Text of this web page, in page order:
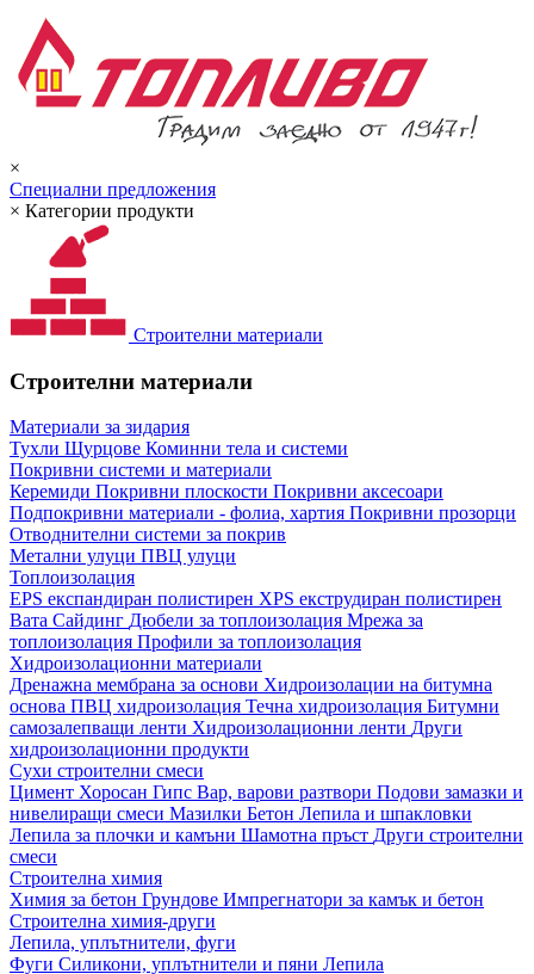
×
Специални предложения
× Категории продукти
Строителни материали
Строителни материали
Материали за зидария
Тухли Щурцове Коминни тела и системи
Покривни системи и материали
Керемиди Покривни плоскости Покривни аксесоари
Подпокривни материали - фолиа, хартия Покривни прозорци
Отводнителни системи за покрив
Метални улуци ПВЦ улуци
Топлоизолация
EPS експандиран полистирен XPS екструдиран полистирен
Вата Сайдинг Дюбели за топлоизолация Мрежа за
топлоизолация Профили за топлоизолация
Хидроизолационни материали
Дренажна мембрана за основи Хидроизолации на битумна
основа ПВЦ хидроизолация Течна хидроизолация Битумни
самозалепващи ленти Хидроизолационни ленти Други
хидроизолационни продукти
Сухи строителни смеси
Цимент Хоросан Гипс Вар, варови разтвори Подови замазки и
нивелиращи смеси Мазилки Бетон Лепила и шпакловки
Лепила за плочки и камъни Шамотна пръст Други строителни
смеси
Строителна химия
Химия за бетон Грундове Импрегнатори за камък и бетон
Строителна химия-други
Лепила, уплътнители, фуги
Фуги Силикони, уплътнители и пяни Лепила